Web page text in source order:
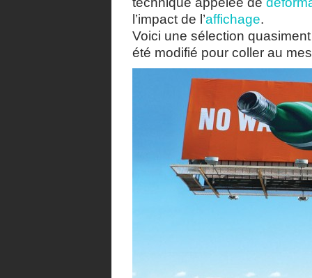
l’impact de l’affichage.
Voici une sélection
été modifié pour coller au